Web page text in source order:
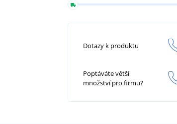
Dotazy k produktu
Poptáváte větší
množství pro firmu?